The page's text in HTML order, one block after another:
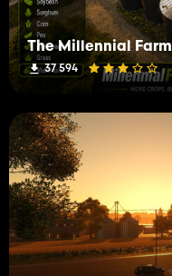
The Millennial Farm
37 594